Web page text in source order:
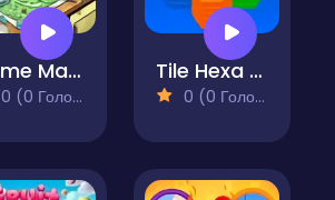
Home Makeover Fix ASMR Clean
0 (0 Голосів)
Tile Hexa Sort
0 (0 Голосів)